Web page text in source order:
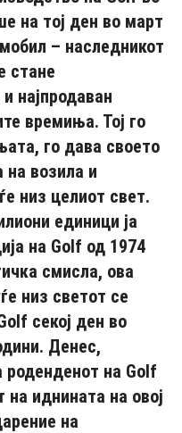
на тој ден во март
– наследникот
стане
најпродаван
времиња. Тој го
го дава своето
на возила и
низ целиот свет.
единици ја
на Golf од 1974
смисла, ова
низ светот се
секој ден во
Денес,
роденденот на Golf
на иднината на овој
на